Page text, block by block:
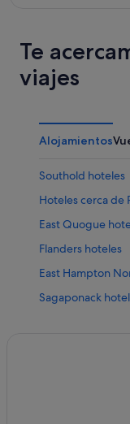
Te
viajes
Alojamientos
Southold hoteles
Hoteles cerca de
East Quogue
Flanders hoteles
East Hampton
Sagaponack